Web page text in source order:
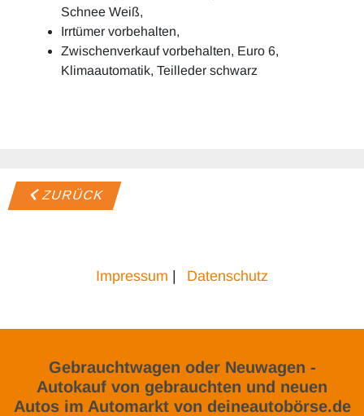
Schnee Weiß,
Irrtümer vorbehalten,
Zwischenverkauf vorbehalten, Euro 6,
Klimaautomatik, Teilleder schwarz
ZURÜCK
Impressum | Datenschutz
Gebrauchtwagen oder Neuwagen -
Autokauf von gebrauchten und neuen
Autos im Automarkt von deineautobörse.de